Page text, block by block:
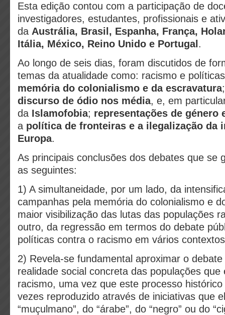
Esta edição contou com a participação de
investigadores, estudantes, profissionais e
da Austrália, Brasil, Espanha, França,
Itália, México, Reino Unido e Portugal .
Ao longo de seis dias, foram discutidos de
temas da atualidade como: racismo e
memória do colonialismo e da escravatura
discurso de ódio nos média, e, em
da Islamofobia; representações de género
a política de fronteiras e a ilegalização da
Europa.
As principais conclusões dos debates que se
as seguintes:
1) A simultaneidade, por um lado, da
campanhas pela memória do colonialismo e
maior visibilização das lutas das populações
outro, da regressão em termos do debate
políticas contra o racismo em vários
2) Revela-se fundamental aproximar o
realidade social concreta das populações que
racismo, uma vez que este processo
vezes reproduzido através de iniciativas que
“muçulmano”, do “árabe”, do “negro” ou do